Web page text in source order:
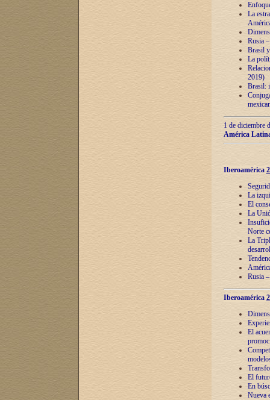
La
Rusia
Brasil
La
2019)
Brasil:
1 de diciembre
América
Iberoamérica
La
El
La
Norte
La
Rusia
Iberoamérica
El
El
En
Nueva